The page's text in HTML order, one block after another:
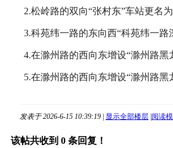
2.松岭路的双向“张村东”车站更名
3.科苑纬一路的东向西“科苑纬一路
4.在滁州路的西向东增设“滁州路黑
5.在滁州路的西向东增设“滁州路黑
发表于 2026-6-15 10:39:19 | 显示全部楼层 |阅读
该帖共收到 0 条回复！